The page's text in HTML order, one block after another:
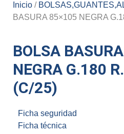
Inicio /
BASURA 85×105 NEGRA
BOLSA
NEGRA G.180
(C/25)
Ficha seguridad
Ficha técnica